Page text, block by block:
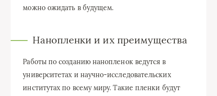
можно ожидать в будущем.
Нанопленки и их преимущества
Работы по созданию нанопленок ведутся в
университетах и научно-исследовательских
институтах по всему миру. Такие пленки будут